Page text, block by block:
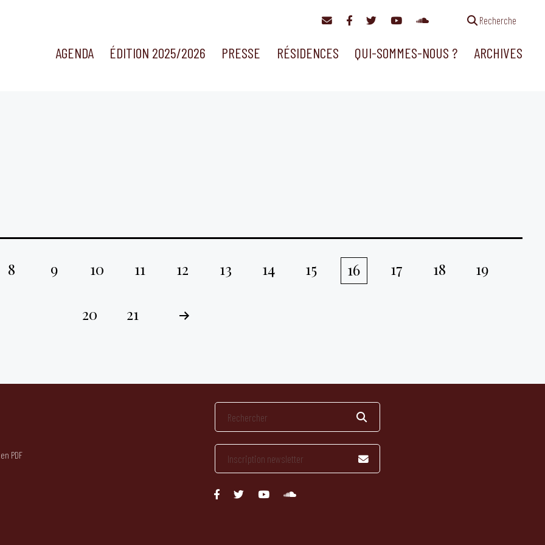
Recherche
AGENDA ÉDITION 2025/2026 PRESSE RÉSIDENCES QUI-SOMMES-NOUS ? ARCHIVES
8 9 10 11 12 13 14 15 16 17 18 19
20 21
PDF